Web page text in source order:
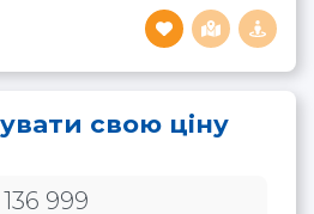
свою ціну